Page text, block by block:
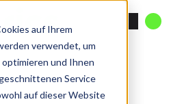
auf Ihrem
verwendet, um
und Ihnen
Service
auf dieser Website